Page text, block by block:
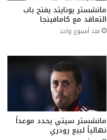
مانشستر يونايتد يفتح باب
التعاقد مع كامافينجا
منذ أسبوع واحد
مانشستر سيتي يحدد موعداً
نهائياً لبيع رودري